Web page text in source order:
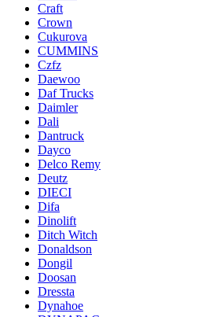
Craft
Crown
Cukurova
CUMMINS
Czfz
Daewoo
Daf Trucks
Daimler
Dali
Dantruck
Dayco
Delco Remy
Deutz
DIECI
Difa
Dinolift
Ditch Witch
Donaldson
Dongil
Doosan
Dressta
Dynahoe